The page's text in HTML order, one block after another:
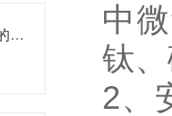
植物营养测定仪：检测植物的养分含量的仪器
中
钛
2、